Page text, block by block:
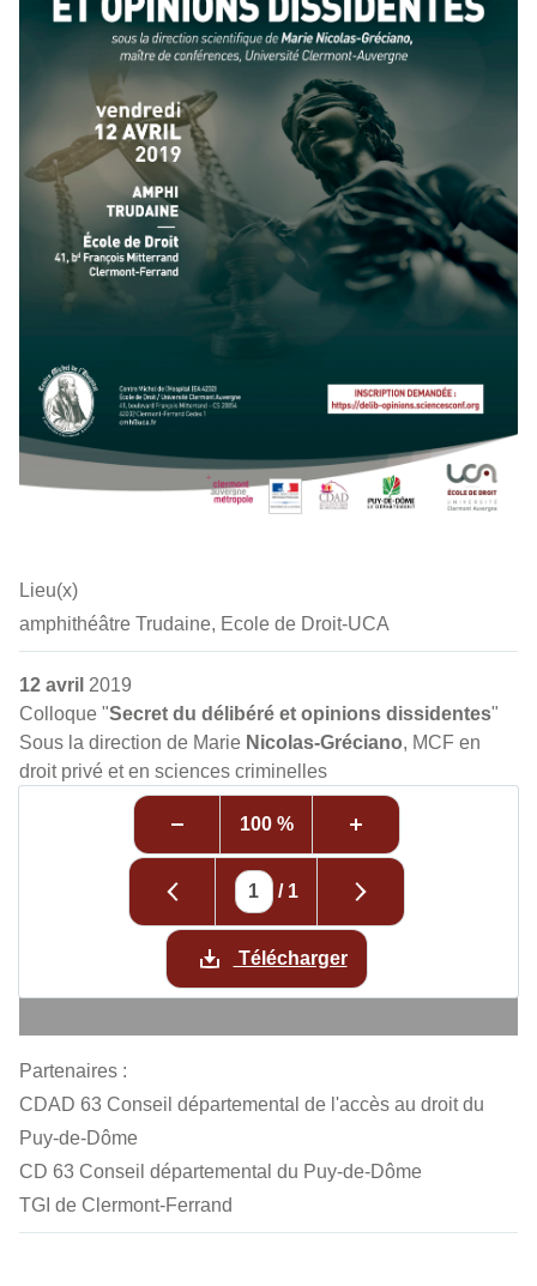
Lieu(x)
amphithéâtre Trudaine, Ecole de Droit-UCA
12 avril 2019
Colloque "Secret du délibéré et opinions dissidentes"
Sous la direction de Marie Nicolas-Gréciano, MCF en
droit privé et en sciences criminelles
100 %
/ 1
Télécharger
Partenaires :
CDAD 63 Conseil départemental de l'accès au droit du
Puy-de-Dôme
CD 63 Conseil départemental du Puy-de-Dôme
TGI de Clermont-Ferrand